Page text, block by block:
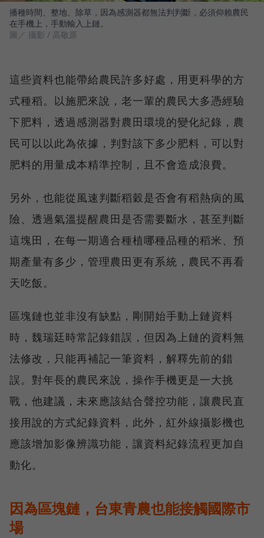
播種時間、整地、除草，因為感測器都無法判判斷，必須仰賴農民
在手機上，手動輸入上鏈。
圖／ 攝影 / 高敬原
這些資料也能帶給農民許多好處，用更科學的方
式種稻。以施肥來說，老一輩的農民大多憑經驗
下肥料，透過感測器對農田環境的變化紀錄，農
民可以以此為依據，判對該下多少肥料，可以對
肥料的用量成本精準控制，且不會造成浪費。
另外，也能從風速判斷稻穀是否會有稻熱病的風
險、透過氣溫提醒農田是否需要斷水，甚至判斷
這塊田，在每一期適合種植哪種品種的稻米、預
期產量有多少，管理農田更有系統，農民不再看
天吃飯。
區塊鏈也並非沒有缺點，剛開始手動上鏈資料
時，魏瑞廷時常記錄錯誤，但因為上鏈的資料無
法修改，只能再補記一筆資料，解釋先前的錯
誤。對年長的農民來說，操作手機更是一大挑
戰，他建議，未來應該結合聲控功能，讓農民直
接用說的方式紀錄資料，此外，紅外線攝影機也
應該增加影像辨識功能，讓資料紀錄流程更加自
動化。
因為區塊鏈，台東青農也能接觸國際市
場